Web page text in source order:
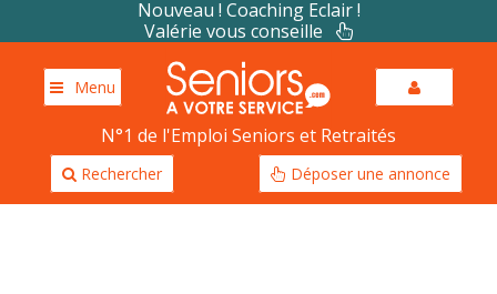
Nouveau ! Coaching Eclair !
Valérie vous conseille
Menu
N°1 de l'Emploi Seniors et Retraités
Rechercher Déposer une annonce